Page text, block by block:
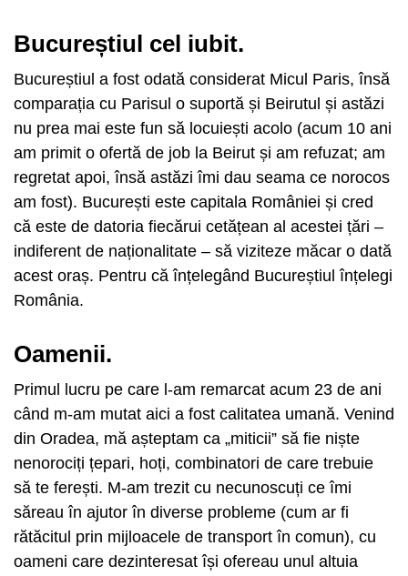
Bucureștiul cel iubit.
Bucureștiul a fost odată considerat Micul Paris, însă
comparația cu Parisul o suportă și Beirutul și astăzi
nu prea mai este fun să locuiești acolo (acum 10 ani
am primit o ofertă de job la Beirut și am refuzat; am
regretat apoi, însă astăzi îmi dau seama ce norocos
am fost). București este capitala României și cred
că este de datoria fiecărui cetățean al acestei țări –
indiferent de naționalitate – să viziteze măcar o dată
acest oraș. Pentru că înțelegând Bucureștiul înțelegi
România.
Oamenii.
Primul lucru pe care l-am remarcat acum 23 de ani
când m-am mutat aici a fost calitatea umană. Venind
din Oradea, mă așteptam ca „miticii” să fie niște
nenorociți țepari, hoți, combinatori de care trebuie
să te ferești. M-am trezit cu necunoscuți ce îmi
săreau în ajutor în diverse probleme (cum ar fi
rătăcitul prin mijloacele de transport în comun), cu
oameni care dezinteresat își ofereau unul altuia